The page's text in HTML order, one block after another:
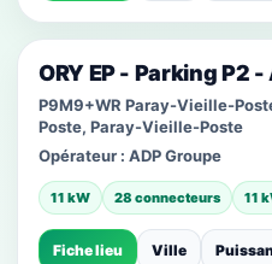
ORY EP - Parking P2
P9M9+WR Paray-Vieille-
Poste, Paray-Vieille-Poste
Opérateur : ADP Groupe
11 kW 28 connecteurs 11
Fiche lieu Ville